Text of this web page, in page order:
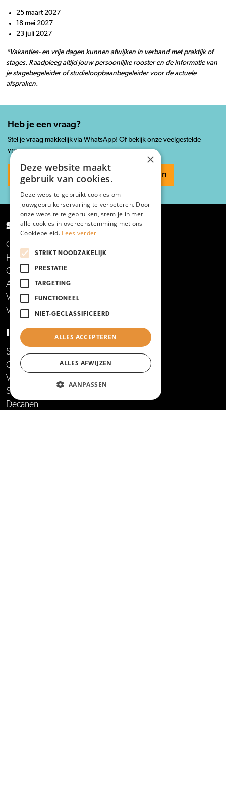
25 maart 2027
18 mei 2027
23 juli 2027
*Vakanties- en vrije dagen kunnen afwijken in verband met praktijk of
stages. Raadpleeg altijd jouw persoonlijke rooster en de informatie van
je stagebegeleider of studieloopbaanbegeleider voor de actuele
afspraken.
Heb je een vraag?
Stel je vraag makkelijk via WhatsApp! Of bekijk onze veelgestelde
vragen.
Whatsapp ons Veelgestelde vragen
SNEL NAAR
Opleidingen
Hulp bij studiekeuze
Open dagen en meer
Aanmelden voor een opleiding
Vakantie en vrije dagen
Veelgestelde vragen
INFORMATIE VOOR
Studenten
Ouders
Volwassenen
Stage en leerwerkplekken
Decanen
×
Deze website maakt
gebruik van cookies.
Deze website gebruikt cookies om
jouwgebruikerservaring te verbeteren. Door
onze website te gebruiken, stem je in met
alle cookies in overeenstemming met ons
Cookiebeleid. Lees verder
STRIKT NOODZAKELIJK
PRESTATIE
TARGETING
FUNCTIONEEL
NIET-GECLASSIFICEERD
ALLES ACCEPTEREN
ALLES AFWIJZEN
AANPASSEN